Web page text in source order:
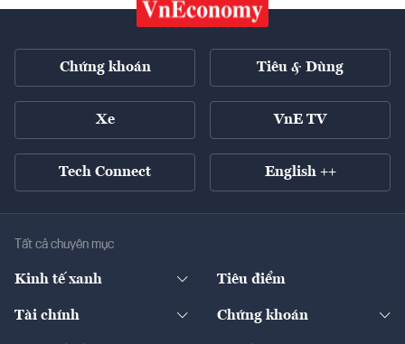
Chứng khoán Tiêu & Dùng
Xe VnE TV
Tech Connect English ++
Tất cả chuyên mục
Kinh tế xanh Tiêu điểm
Tài chính
Ngân hàng
Chứng khoán
Doanh nghiệp niêm yết